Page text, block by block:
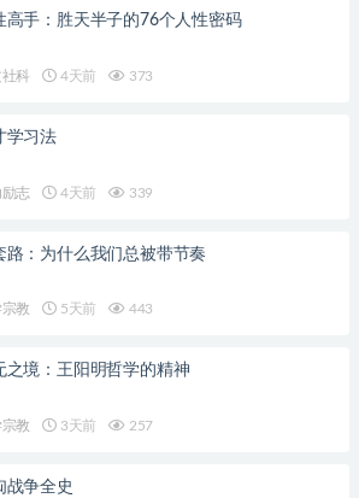
高手：胜天半子的76个人性密码
社科 4天前 373
学习法
励志 4天前 339
路：为什么我们总被带节奏
教 5天前 443
之境：王阳明哲学的精神
教 3天前 257
战争全史